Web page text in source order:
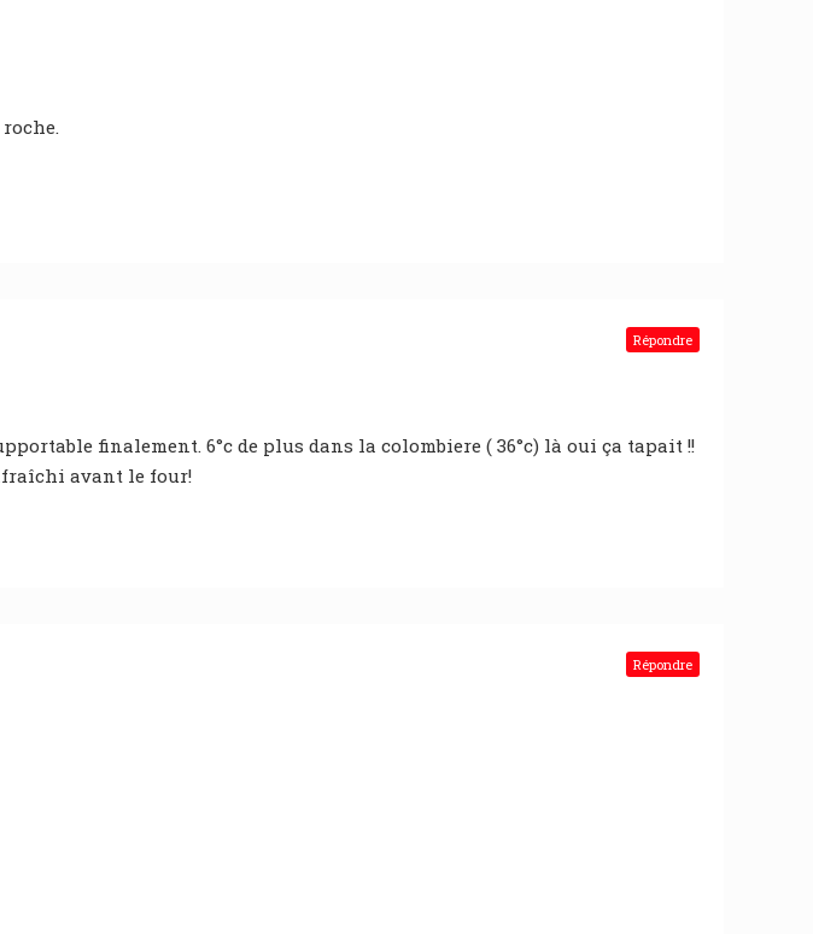
finalement. 6°c de plus dans la colombiere ( 36°c) là oui ça tapait !!
avant le four!
Répondre
Répondre